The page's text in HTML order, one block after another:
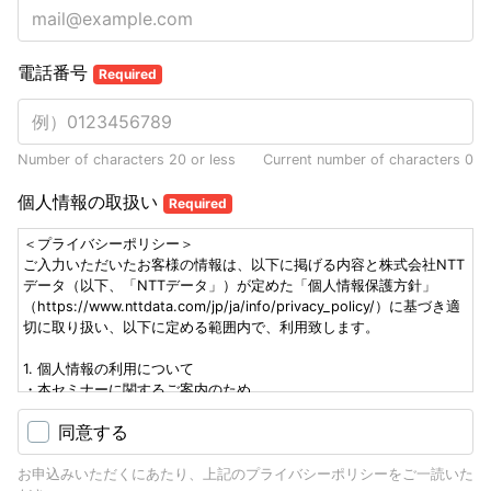
電話番号 Required
Number of characters 20 or less Current number of characters 0
個人情報の取扱い Required
＜プライバシーポリシー＞
ご入力いただいたお客様の情報は、以下に掲げる内容と株式会社NTT
データ（以下、「NTTデータ」）が定めた「個人情報保護方針」
（https://www.nttdata.com/jp/ja/info/privacy_policy/）に基づき適
切に取り扱い、以下に定める範囲内で、利用致します。
1. 個人情報の利用について
・本セミナーに関するご案内のため
・メールマガジンの配信のため
・お問い合わせへの対応、回答のため
・イベント、セミナーや製品・サービス等の情報のご案内のため
同意する
お申込みいただくにあたり、上記のプライバシーポリシーをご一読いた